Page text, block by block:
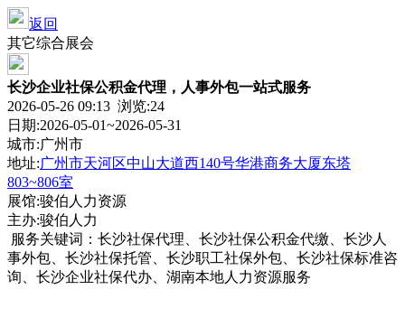
返回
其它综合展会
长沙企业社保公积金代理，人事外包一站式服务
2026-05-26 09:13 浏览:24
日期:2026-05-01~2026-05-31
城市:广州市
地址:广州市天河区中山大道西140号华港商务大厦东塔
803~806室
展馆:骏伯人力资源
主办:骏伯人力
服务关键词：长沙社保代理、长沙社保公积金代缴、长沙人
事外包、长沙社保托管、长沙职工社保外包、长沙社保标准咨
询、长沙企业社保代办、湖南本地人力资源服务